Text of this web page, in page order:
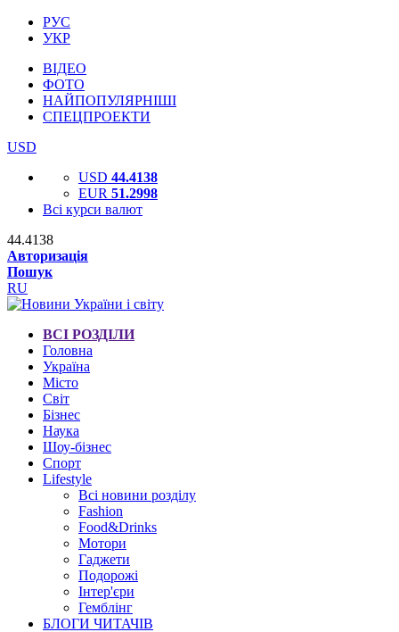
РУС
УКР
ВІДЕО
ФОТО
НАЙПОПУЛЯРНІШІ
СПЕЦПРОЕКТИ
USD
USD 44.4138
EUR 51.2998
Всі курси валют
44.4138
Авторизація
Пошук
RU
ВСІ РОЗДІЛИ
Головна
Україна
Місто
Світ
Бізнес
Наука
Шоу-бізнес
Спорт
Lifestyle
Всі новини розділу
Fashion
Food&Drinks
Мотори
Гаджети
Подорожі
Інтер'єри
Гемблінг
БЛОГИ ЧИТАЧІВ